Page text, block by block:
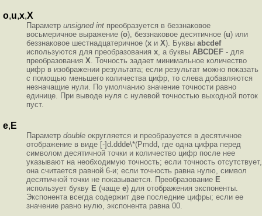
o,u,x,X
Параметр unsigned int преобразуется в беззнаковое
восьмеричное выражение (o), беззнаковое десятичное (u) или
беззнаковое шестнадцатеричное (x и X). Буквы abcdef
используются для преобразования x, а буквы ABCDEF - для
преобразования X. Точность задает минимальное количество
цифр в изображении результата; если результат можно показать
с помощью меньшего количества цифр, то слева добавляются
незначащие нули. По умолчанию значение точности равно
единице. При выводе нуля с нулевой точностью выходной поток
пуст.
e, E
Параметр double округляется и преобразуется в десятичное
отображение в виде [-]d.ddde\*(Pmdd, где одна цифра перед
символом десятичной точки и количество цифр после нее
указывают на необходимую точность; если точность отсутствует,
она считается равной 6-и; если точность равна нулю, символ
десятичной точки не показывается. Преобразование E
использует букву E (чаще e) для отображения экспоненты.
Экспонента всегда содержит две последние цифры; если ее
значение равно нулю, экспонента равна 00.